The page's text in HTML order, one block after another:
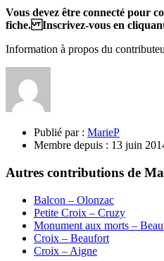
Vous devez être connecté pour
fiche. Inscrivez-vous en
Information à propos du
Publié par : MarieP
Membre depuis : 13 juin
Autres contributions de
Balcon – Olonzac
Petite Croix – Cruzy
Monument aux morts –
Croix – Beaufort
Croix – Aigne